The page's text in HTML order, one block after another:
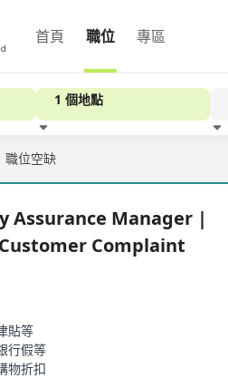
首頁 職位 專區
1 個地點
經驗
職位空缺
Assurance Manager |
Complaint
貼等
行假等
物折扣